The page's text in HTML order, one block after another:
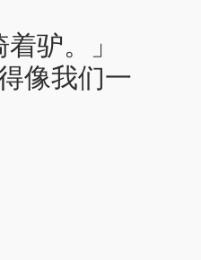
驴。」
像我们一